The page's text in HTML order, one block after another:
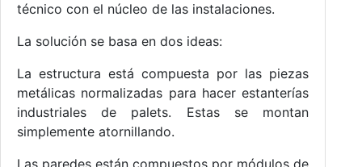
técnico con el núcleo de las instalaciones.
La solución se basa en dos ideas:
La estructura está compuesta por las piezas
metálicas normalizadas para hacer estanterías
industriales de palets. Estas se montan
simplemente atornillando.